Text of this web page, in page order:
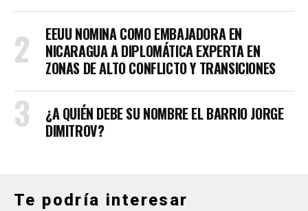
EEUU NOMINA COMO EMBAJADORA EN
NICARAGUA A DIPLOMÁTICA EXPERTA EN
ZONAS DE ALTO CONFLICTO Y TRANSICIONES
¿A QUIÉN DEBE SU NOMBRE EL BARRIO JORGE
DIMITROV?
Te podría interesar